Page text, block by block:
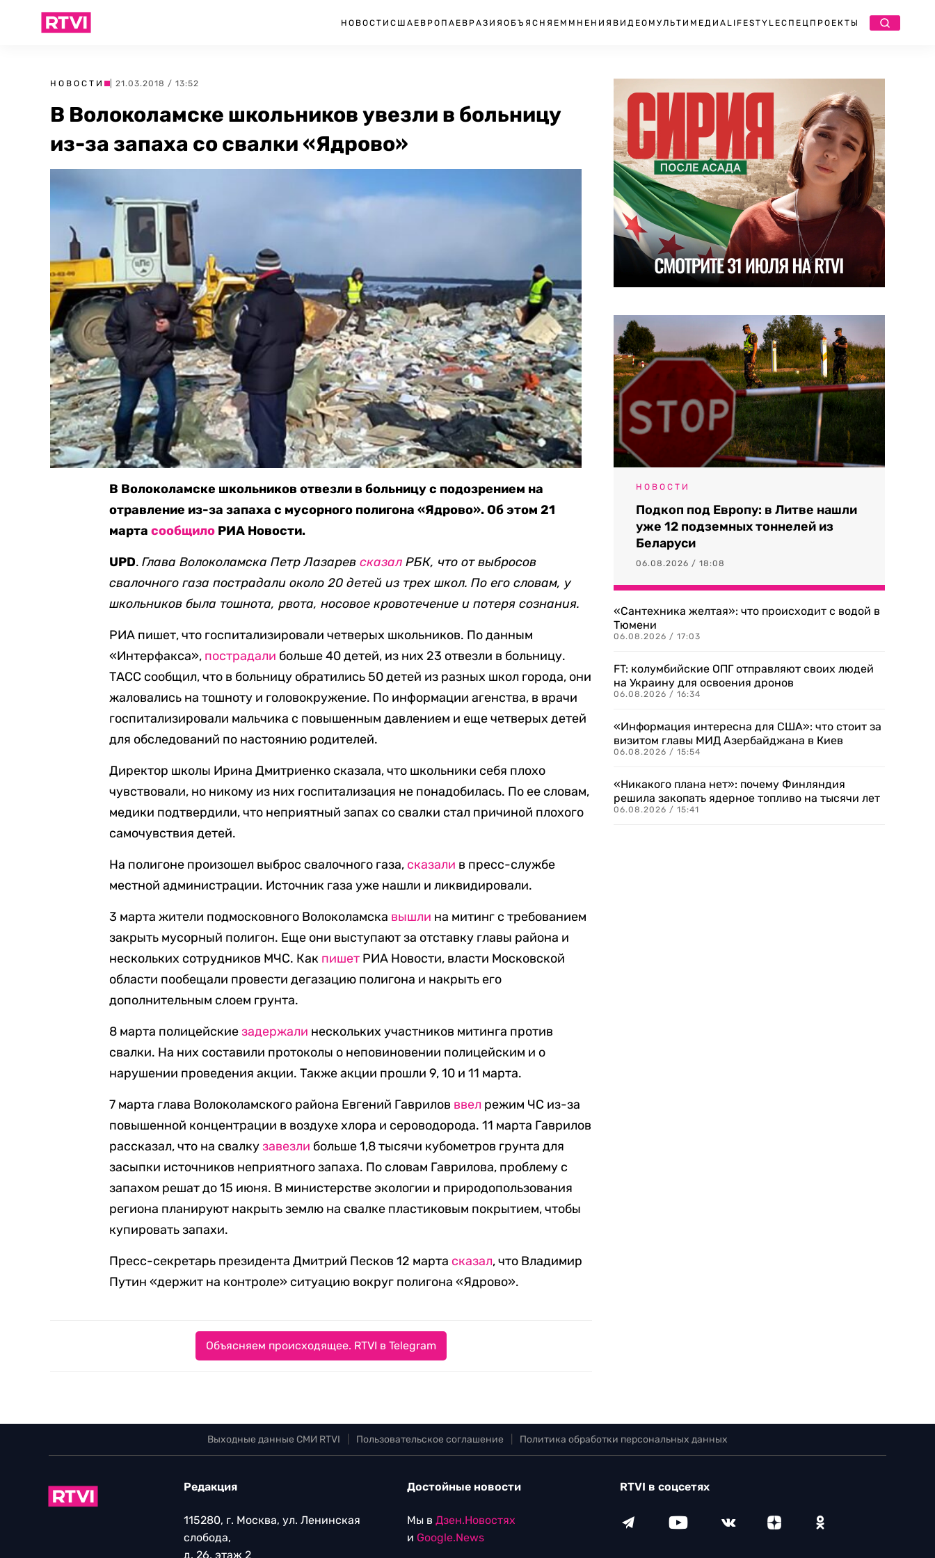
НОВОСТИ США ЕВРОПА ЕВРАЗИЯ ОБЪЯСНЯЕМ МНЕНИЯ ВИДЕО МУЛЬТИМЕДИА LIFESTYLEСПЕЦПРОЕКТЫ
НОВОСТИ | 21.03.2018 / 13:52
В Волоколамске школьников увезли в больницу
из-за запаха со свалки «Ядрово»
В Волоколамске школьников отвезли в больницу с подозрением на
отравление из-за запаха с мусорного полигона «Ядрово». Об этом 21
мартасообщило РИА Новости.
UPD.Глава Волоколамска Петр Лазаревсказал РБК, что от выбросов
свалочного газа пострадали около 20 детей из трех школ. По его словам, у
школьников была тошнота, рвота, носовое кровотечение и потеря сознания.
РИА пишет, что госпитализировали четверых школьников. По данным
«Интерфакса», пострадали больше 40 детей, из них 23 отвезли в больницу.
ТАСС сообщил, что в больницу обратились 50 детей из разных школ города, они
жаловались на тошноту и головокружение. По информации агенства, в врачи
госпитализировали мальчика с повышенным давлением и еще четверых детей
для обследований по настоянию родителей.
Директор школы Ирина Дмитриенко сказала, что школьники себя плохо
чувствовали, но никому из них госпитализация не понадобилась. По ее словам,
медики подтвердили, что неприятный запах со свалки стал причиной плохого
самочувствия детей.
На полигоне произошел выброс свалочного газа, сказали в пресс-службе
местной администрации. Источник газа уже нашли и ликвидировали.
3 марта жители подмосковного Волоколамска вышли на митинг с требованием
закрыть мусорный полигон. Еще они выступают за отставку главы района и
нескольких сотрудников МЧС. Как пишет РИА Новости, власти Московской
области пообещали провести дегазацию полигона и накрыть его
дополнительным слоем грунта.
8 марта полицейскиезадержали нескольких участников митинга против
свалки. На них составили протоколы о неповиновении полицейским и о
нарушении проведения акции. Также акции прошли 9, 10 и 11 марта.
7 марта глава Волоколамского района Евгений Гаврилов ввел режим ЧС из-за
повышенной концентрации в воздухе хлора и сероводорода. 11 марта Гаврилов
рассказал, что на свалкузавезли больше 1,8 тысячи кубометров грунта для
засыпки источников неприятного запаха. По словам Гаврилова, проблему с
запахом решат до 15 июня. В министерстве экологии и природопользования
региона планируют накрыть землю на свалке пластиковым покрытием, чтобы
купировать запахи.
Пресс-секретарь президента Дмитрий Песков 12 марта сказал, что Владимир
Путин «держит на контроле» ситуацию вокруг полигона «Ядрово».
Объясняем происходящее. RTVI в Telegram
НОВОСТИ
Подкоп под Европу: в Литве нашли
уже 12 подземных тоннелей из
Беларуси
06.08.2026 / 18:08
«Сантехника желтая»: что происходит с водой в
Тюмени
06.08.2026 / 17:03
FT: колумбийские ОПГ отправляют своих людей
на Украину для освоения дронов
06.08.2026 / 16:34
«Информация интересна для США»: что стоит за
визитом главы МИД Азербайджана в Киев
06.08.2026 / 15:54
«Никакого плана нет»: почему Финляндия
решила закопать ядерное топливо на тысячи лет
06.08.2026 / 15:41
Выходные данные СМИ RTVI Пользовательское соглашение Политика обработки персональных данных
Редакция
115280, г. Москва, ул. Ленинская
слобода,
д. 26, этаж 2
Достойные новости
Мы в Дзен.Новостях
и Google.News
RTVI в соцсетях